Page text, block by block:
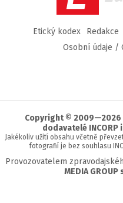
Etický kodex Redakce
Osobní údaje /
Copyright © 2009—2026
dodavatelé INCORP
Jakékoliv užití obsahu včetně
fotografií je bez souhlasu
Provozovatelem
MEDIA GROUP